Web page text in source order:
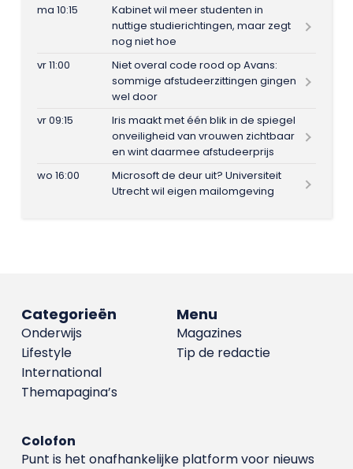
ma 10:15
Kabinet wil meer studenten in
nuttige studierichtingen, maar zegt
nog niet hoe
vr 11:00
Niet overal code rood op Avans:
sommige afstudeerzittingen gingen
wel door
vr 09:15
Iris maakt met één blik in de spiegel
onveiligheid van vrouwen zichtbaar
en wint daarmee afstudeerprijs
wo 16:00
Microsoft de deur uit? Universiteit
Utrecht wil eigen mailomgeving
Menu
Magazines
Tip de redactie
Categorieën
Onderwijs
Lifestyle
International
Themapagina’s
Colofon
Punt is het onafhankelijke platform voor nieuws